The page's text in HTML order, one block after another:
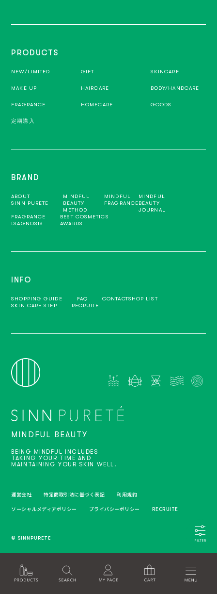
PRODUCTS
NEW/LIMITED GIFT SKINCARE
MAKE UP HAIRCARE BODY/HANDCARE
FRAGRANCE HOMECARE GOODS
定期購入
BRAND
ABOUT
SINN PURETE
MINDFUL
BEAUTY
METHOD
MINDFUL
FRAGRANCE
MINDFUL
BEAUTY
JOURNAL
FRAGRANCE
DIAGNOSIS
BEST COSMETICS
AWARDS
INFO
SHOPPING GUIDE FAQ CONTACTSHOP LIST
SKIN CARE STEP
RECRUITE
MINDFUL BEAUTY
BEING MINDFUL INCLUDES
TAKING YOUR TIME AND
MAINTAINING YOUR SKIN WELL.
運営会社 特定商取引法に基づく表記
利用規約
ソーシャルメディアポリシー
プライバシーポリシー RECRUITE
© SINNPURETE